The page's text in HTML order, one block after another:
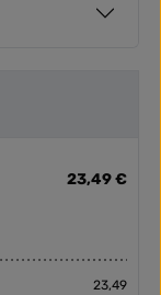
23,49 €
23,49